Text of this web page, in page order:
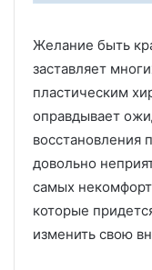
Желание быть
заставляет
пластическим
оправдывает
восстановления
довольно
самых
которые
изменить свою